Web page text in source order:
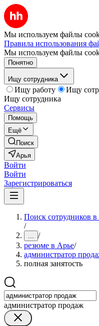
Мы используем файлы
Правила использования
Мы используем файлы
Понятно
Ищу сотрудника
Ищу работу
Ищу
Ищу сотрудника
Сервисы
Помощь
Ещё
Поиск
Арья
Войти
Войти
Зарегистрироваться
Поиск сотрудников
/
... /
резюме в Арье/
администратор
полная занятость
администратор продаж